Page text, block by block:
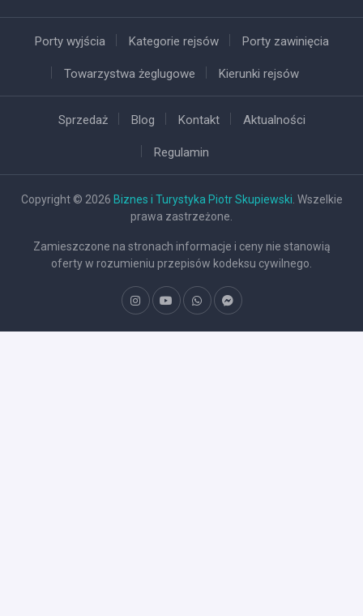
Porty wyjścia Kategorie rejsów Porty zawinięcia
Towarzystwa żeglugowe Kierunki rejsów
Sprzedaż Blog Kontakt Aktualności
Regulamin
Copyright © 2026 Biznes i Turystyka Piotr Skupiewski . Wszelkie
prawa zastrzeżone.
Zamieszczone na stronach informacje i ceny nie stanowią
oferty w rozumieniu przepisów kodeksu cywilnego.